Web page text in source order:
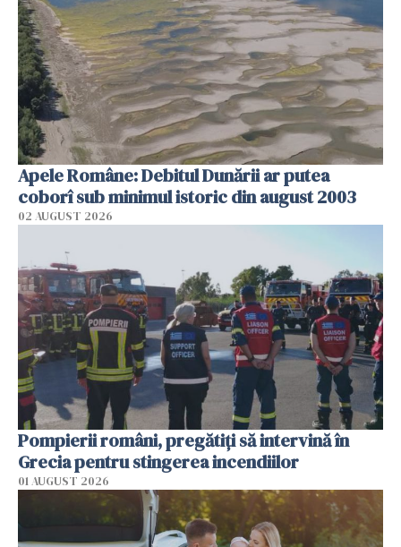
Apele Române: Debitul Dunării ar putea
coborî sub minimul istoric din august 2003
02 AUGUST 2026
Pompierii români, pregătiţi să intervină în
Grecia pentru stingerea incendiilor
01 AUGUST 2026